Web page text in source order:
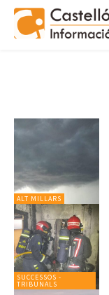
ALT MILLARS
SUCCESSOS -
TRIBUNALS